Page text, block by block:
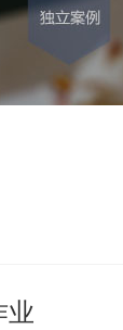
业